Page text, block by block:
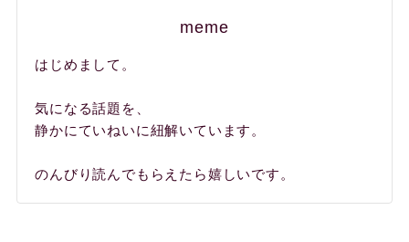
meme
はじめまして。
気になる話題を、
静かにていねいに紐解いています。
のんびり読んでもらえたら嬉しいです。